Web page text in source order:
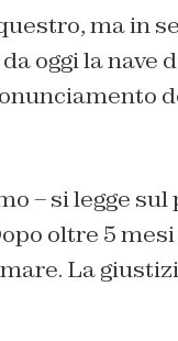
ma in
oggi la nave
– si legge sul
oltre 5
La